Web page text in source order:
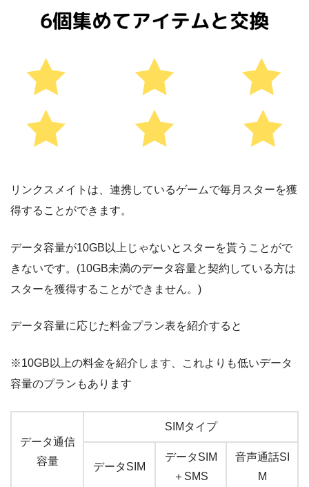
リンクスメイトは、連携しているゲームで毎月スターを獲
得することができます。
データ容量が10GB以上じゃないとスターを貰うことがで
きないです。(10GB未満のデータ容量と契約している方は
スターを獲得することができません。)
データ容量に応じた料金プラン表を紹介すると
※10GB以上の料金を紹介します、これよりも低いデータ
容量のプランもあります
データ通信
容量
SIMタイプ
データSIM
データSIM
＋SMS
音声通話SI
M